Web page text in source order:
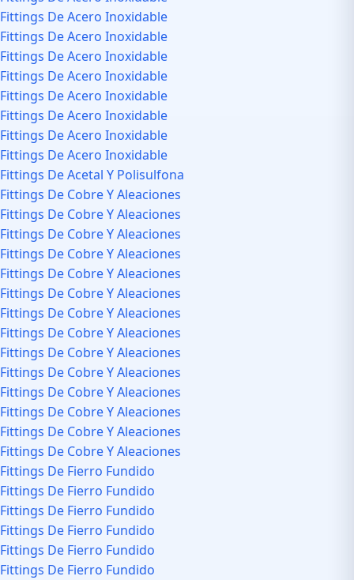
Fittings De Acero Inoxidable
Fittings De Acero Inoxidable
Fittings De Acero Inoxidable
Fittings De Acero Inoxidable
Fittings De Acero Inoxidable
Fittings De Acero Inoxidable
Fittings De Acero Inoxidable
Fittings De Acero Inoxidable
Fittings De Acetal Y Polisulfona
Fittings De Cobre Y Aleaciones
Fittings De Cobre Y Aleaciones
Fittings De Cobre Y Aleaciones
Fittings De Cobre Y Aleaciones
Fittings De Cobre Y Aleaciones
Fittings De Cobre Y Aleaciones
Fittings De Cobre Y Aleaciones
Fittings De Cobre Y Aleaciones
Fittings De Cobre Y Aleaciones
Fittings De Cobre Y Aleaciones
Fittings De Cobre Y Aleaciones
Fittings De Cobre Y Aleaciones
Fittings De Cobre Y Aleaciones
Fittings De Cobre Y Aleaciones
Fittings De Fierro Fundido
Fittings De Fierro Fundido
Fittings De Fierro Fundido
Fittings De Fierro Fundido
Fittings De Fierro Fundido
Fittings De Fierro Fundido